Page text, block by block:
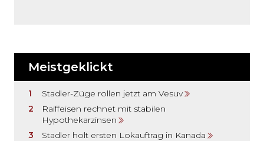
Meistgeklickt
Stadler-Züge rollen jetzt am Vesuv
Raiffeisen rechnet mit stabilen
Hypothekarzinsen
Stadler holt ersten Lokauftrag in Kanada